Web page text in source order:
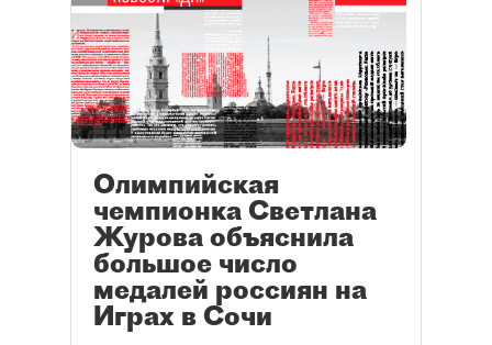
Олимпийская
чемпионка Светлана
Журова объяснила
большое число
медалей россиян на
Играх в Сочи